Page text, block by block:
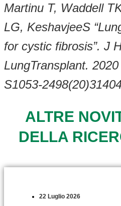
Martinu T, Waddell
LG, KeshavjeeS
for cystic fibrosis”. J
LungTransplant.
S1053-
ALTRE
DELLA
22 Luglio 2026